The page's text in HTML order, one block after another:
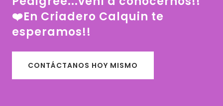
❤️En Criadero Calquin te
esperamos!!
CONTÁCTANOS HOY MISMO